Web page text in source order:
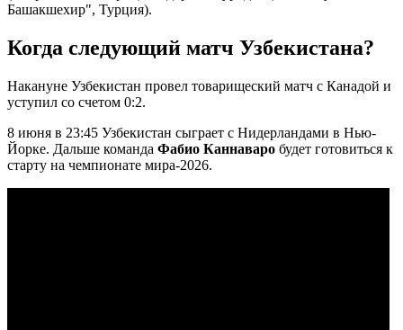
Башакшехир", Турция).
Когда следующий матч Узбекистана?
Накануне Узбекистан провел товарищеский матч с Канадой и
уступил со счетом 0:2.
8 июня в 23:45 Узбекистан сыграет с Нидерландами в Нью-
Йорке. Дальше команда Фабио Каннаваро будет готовиться к
старту на чемпионате мира-2026.